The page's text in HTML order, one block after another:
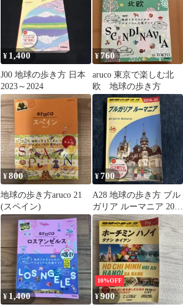
¥ 1,400
J00 地球の歩き方 日本
2023～2024
¥760
aruco 東京で楽しむ北
欧 地球の歩き方
¥800
地球の歩き方aruco 21
(スペイン)
¥700
A28 地球の歩き方 ブル
ガリア ルーマニア 2019
～2020
¥ 1,400
10%OFF
¥900